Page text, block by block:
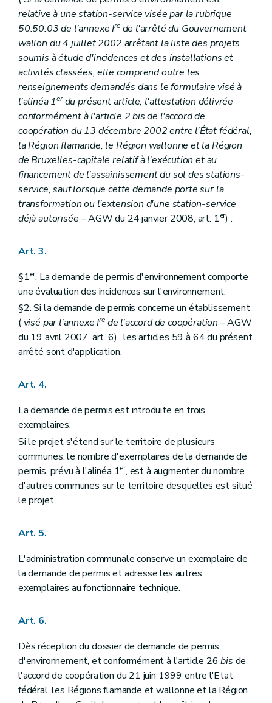
relative à une station-service visée par la rubrique
50.50.03 de l'annexe Irede l'arrêté du Gouvernement
wallon du 4 juillet 2002 arrêtant la liste des projets
soumis à étude d'incidences et des installations et
activités classées, elle comprend outre les
renseignements demandés dans le formulaire visé à
l'alinéa 1erdu présent article, l'attestation délivrée
conformément à l'article 2bisde l'accord de
coopération du 13 décembre 2002 entre l'État fédéral,
la Région flamande, le Région wallonne et la Région
de Bruxelles-capitale relatif à l'exécution et au
financement de l'assainissement du sol des stations-
service, sauf lorsque cette demande porte sur la
transformation ou l'extension d'une station-service
déjà autorisée– AGW du 24 janvier 2008, art. 1er) .
Art. 3.
§1er. La demande de permis d'environnement comporte
une évaluation des incidences sur l'environnement.
§2. Si la demande de permis concerne un établissement
( visé par l'annexe Irede l'accord de coopération – AGW
du 19 avril 2007, art. 6) , les articles 59 à 64 du présent
arrêté sont d'application.
Art. 4.
La demande de permis est introduite en trois
exemplaires.
Si le projet s'étend sur le territoire de plusieurs
communes, le nombre d'exemplaires de la demande de
permis, prévu à l'alinéa 1er, est à augmenter du nombre
d'autres communes sur le territoire desquelles est situé
le projet.
Art. 5.
L'administration communale conserve un exemplaire de
la demande de permis et adresse les autres
exemplaires au fonctionnaire technique.
Art. 6.
Dès réception du dossier de demande de permis
d'environnement, et conformément à l'article 26bis de
l'accord de coopération du 21 juin 1999 entre l'Etat
fédéral, les Régions flamande et wallonne et la Région